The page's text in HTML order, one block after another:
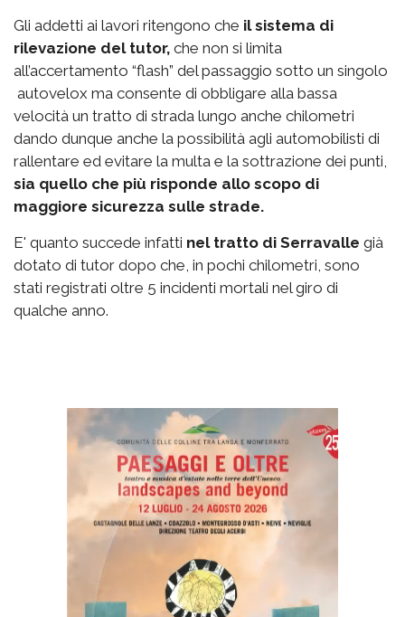
Gli addetti ai lavori ritengono che il sistema di
rilevazione del tutor, che non si limita
all’accertamento “flash” del passaggio sotto un singolo
autovelox ma consente di obbligare alla bassa
velocità un tratto di strada lungo anche chilometri
dando dunque anche la possibilità agli automobilisti di
rallentare ed evitare la multa e la sottrazione dei punti,
sia quello che più risponde allo scopo di
maggiore sicurezza sulle strade.
E' quanto succede infatti nel tratto di Serravalle già
dotato di tutor dopo che, in pochi chilometri, sono
stati registrati oltre 5 incidenti mortali nel giro di
qualche anno.